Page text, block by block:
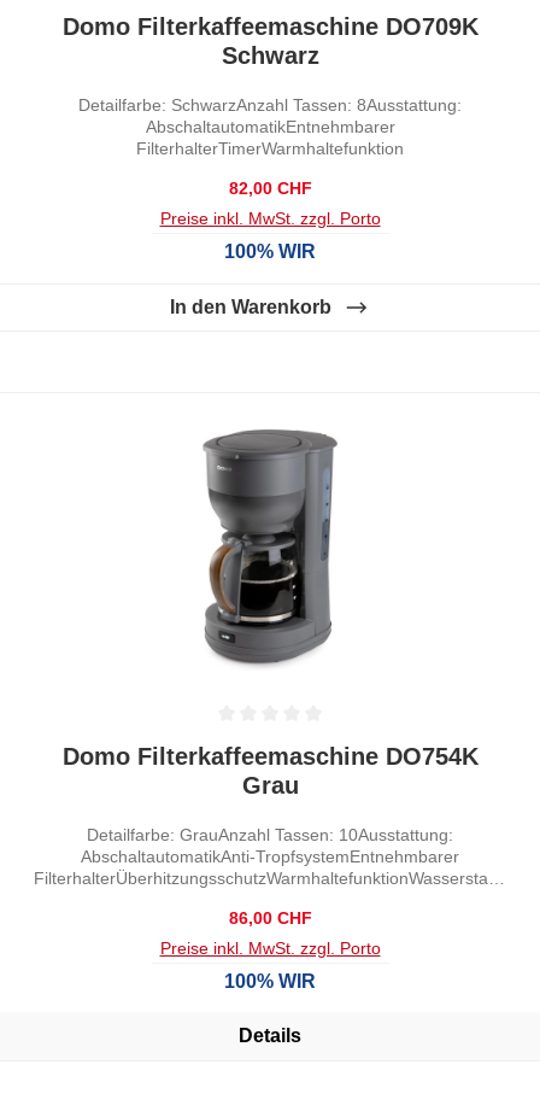
Durchschnittliche Bewertung von 0 von 5 Sternen
Domo Filterkaffeemaschine DO709K
Schwarz
Detailfarbe: SchwarzAnzahl Tassen: 8Ausstattung:
AbschaltautomatikEntnehmbarer
FilterhalterTimerWarmhaltefunktion
Regulärer Preis:
82,00 CHF
Preise inkl. MwSt. zzgl. Porto
100% WIR
In den Warenkorb
Durchschnittliche Bewertung von 0 von 5 Sternen
Domo Filterkaffeemaschine DO754K
Grau
Detailfarbe: GrauAnzahl Tassen: 10Ausstattung:
AbschaltautomatikAnti-TropfsystemEntnehmbarer
FilterhalterÜberhitzungsschutzWarmhaltefunktionWasserstand
Regulärer Preis:
86,00 CHF
Preise inkl. MwSt. zzgl. Porto
100% WIR
Details